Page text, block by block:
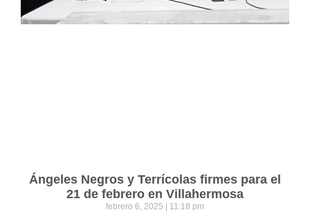
Ángeles Negros y Terrícolas firmes para el
21 de febrero en Villahermosa
febrero 6, 2025 11:18 pm